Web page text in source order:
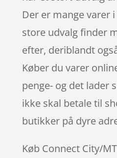
Der er mange varer
store udvalg finder
efter, deriblandt
Køber du varer
penge- og det lader
ikke skal betale til
butikker på dyre
Køb Connect City/